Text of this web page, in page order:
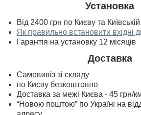
Установка
Від 2400 грн по Києву та
Як правильно встановити вхідні
Гарантія на установку 12 місяців
Доставка
Самовивіз зі складу
по Києву безкоштовно
Доставка за межі Києва - 45 грн/
“Новою поштою” по Україні на